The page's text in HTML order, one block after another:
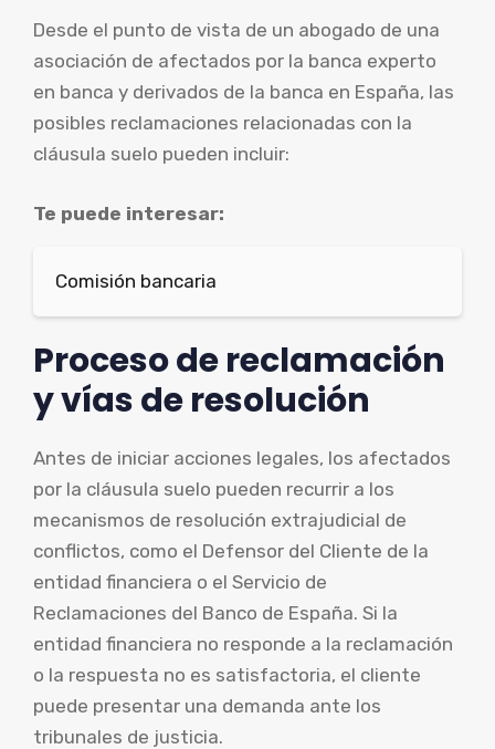
Desde el punto de vista de un abogado de una
asociación de afectados por la banca experto
en banca y derivados de la banca en España, las
posibles reclamaciones relacionadas con la
cláusula suelo pueden incluir:
Te puede interesar:
Comisión bancaria
Proceso de reclamación
y vías de resolución
Antes de iniciar acciones legales, los afectados
por la cláusula suelo pueden recurrir a los
mecanismos de resolución extrajudicial de
conflictos, como el Defensor del Cliente de la
entidad financiera o el Servicio de
Reclamaciones del Banco de España. Si la
entidad financiera no responde a la reclamación
o la respuesta no es satisfactoria, el cliente
puede presentar una demanda ante los
tribunales de justicia.